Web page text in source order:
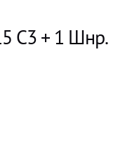
C3 + 1 Шнр.